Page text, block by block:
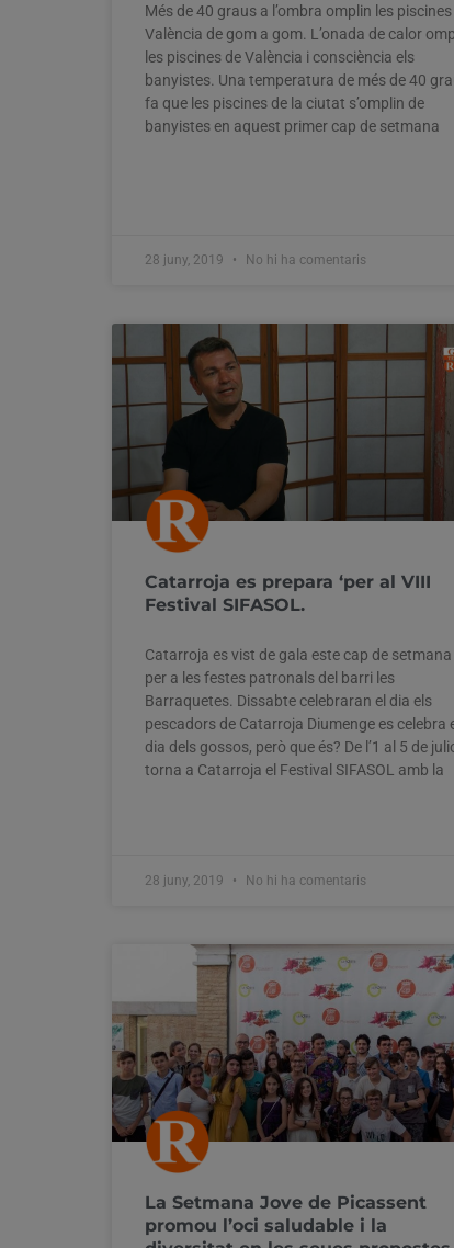
Més de 40 graus a l’ombra omplin les
València de gom a gom. L’onada de calor
les piscines de València i consciència els
banyistes. Una temperatura de més de 40
fa que les piscines de la ciutat s’omplin de
banyistes en aquest primer cap de setmana
28 juny, 2019 No hi ha comentaris
Catarroja es prepara ‘per al VIII
Festival SIFASOL.
Catarroja es vist de gala este cap de setmana
per a les festes patronals del barri les
Barraquetes. Dissabte celebraran el dia els
pescadors de Catarroja Diumenge es celebra
dia dels gossos, però que és? De l’1 al 5 de
torna a Catarroja el Festival SIFASOL amb la
28 juny, 2019 No hi ha comentaris
La Setmana Jove de Picassent
promou l’oci saludable i la